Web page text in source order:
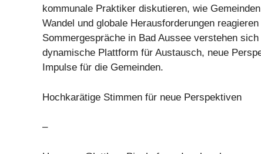
kommunale Praktiker diskutieren, wie
Wandel und globale Herausforderungen
Sommergespräche in Bad Aussee verstehen
dynamische Plattform für Austausch, neue
Impulse für die Gemeinden.
Hochkarätige Stimmen für neue Perspektiven
–